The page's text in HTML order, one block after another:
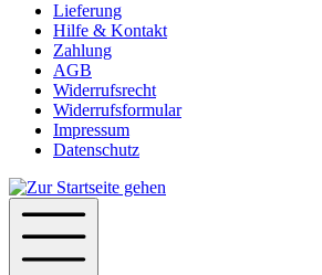
Lieferung
Hilfe & Kontakt
Zahlung
AGB
Widerrufsrecht
Widerrufsformular
Impressum
Datenschutz